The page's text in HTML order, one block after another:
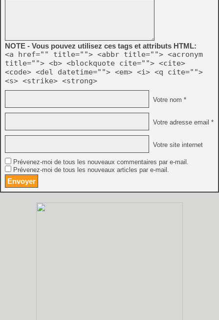
NOTE - Vous pouvez utilisez ces tags et attributs HTML:
<a href="" title=""> <abbr title=""> <acronym
title=""> <b> <blockquote cite=""> <cite>
<code> <del datetime=""> <em> <i> <q cite="">
<s> <strike> <strong>
Votre nom *
Votre adresse email *
Votre site internet
Prévenez-moi de tous les nouveaux commentaires par e-mail.
Prévenez-moi de tous les nouveaux articles par e-mail.